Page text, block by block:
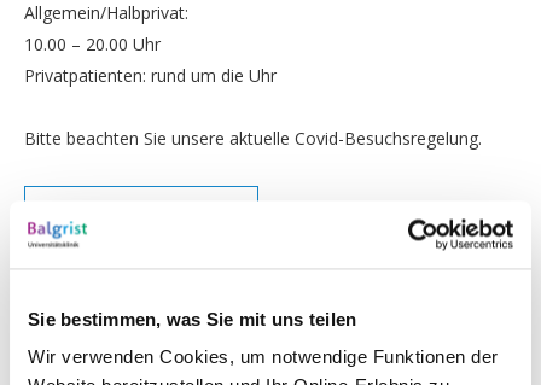
Sie bestimmen, was Sie mit uns teilen
Wir verwenden Cookies, um notwendige Funktionen der
Allgemein/Halbprivat:
10.00 – 20.00 Uhr
Privatpatienten: rund um die Uhr
Bitte beachten Sie unsere aktuelle Covid-Besuchsregelung.
Balgrist Privé